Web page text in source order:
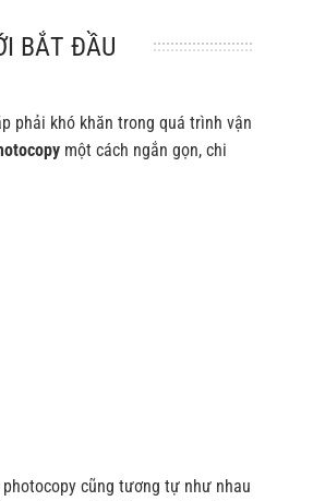
BẮT ĐẦU
phải khó khăn trong quá trình vận
một cách ngắn gọn, chi
cũng tương tự như nhau